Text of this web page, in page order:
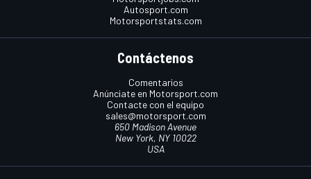
Autosport.com
Motorsportstats.com
Contáctenos
Comentarios
Anúnciate en Motorsport.com
Contacte con el equipo
sales@motorsport.com
650 Madison Avenue
New York, NY 10022
USA